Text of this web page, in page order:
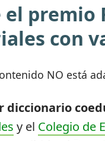
premio
con
NO está
diccionario
y el Colegio de